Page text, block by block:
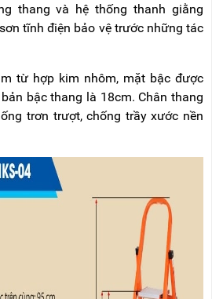
thang và hệ thống thanh giằng
tĩnh điện bảo vệ trước những tác
từ hợp kim nhôm, mặt bậc được
bậc thang là 18cm. Chân thang
trơn trượt, chống trầy xước nền